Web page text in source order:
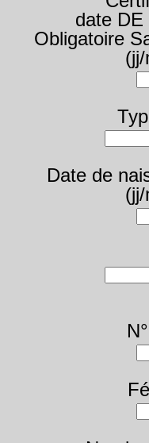
date DE
Obligatoire
Date de